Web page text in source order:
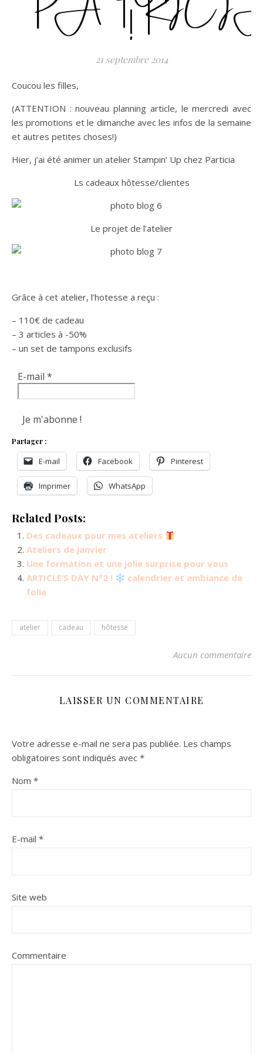
!
21 septembre 2014
Coucou les filles,
(ATTENTION : nouveau planning article, le mercredi avec
les promotions et le dimanche avec les infos de la semaine
et autres petites choses!)
Hier, j’ai été animer un atelier Stampin’ Up chez Particia
Ls cadeaux hôtesse/clientes
Le projet de l’atelier
Grâce à cet atelier, l’hotesse a reçu :
– 110€ de cadeau
– 3 articles à -50%
– un set de tampons exclusifs
E-mail *
Partager :
E-mail Facebook Pinterest
Imprimer WhatsApp
Related Posts:
Des cadeaux pour mes ateliers
Ateliers de janvier
Une formation et une jolie surprise pour vous
ARTICLE’S DAY N°2 !
calendrier et ambiance de
folie
atelier cadeau hôtesse
Aucun commentaire
LAISSER UN COMMENTAIRE
Votre adresse e-mail ne sera pas publiée. Les champs
obligatoires sont indiqués avec *
Nom *
E-mail *
Site web
Commentaire